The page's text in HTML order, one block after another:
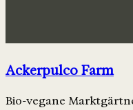
Ackerpulco Farm
Bio-vegane